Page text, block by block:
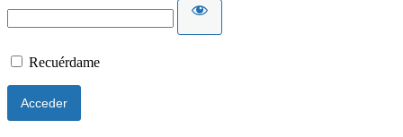
Recuérdame